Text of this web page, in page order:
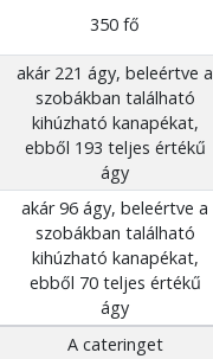
350 fő
akár 221 ágy, beleértve a
szobákban található
kihúzható kanapékat,
ebből 193 teljes értékű
ágy
akár 96 ágy, beleértve a
szobákban található
kihúzható kanapékat,
ebből 70 teljes értékű
ágy
A cateringet